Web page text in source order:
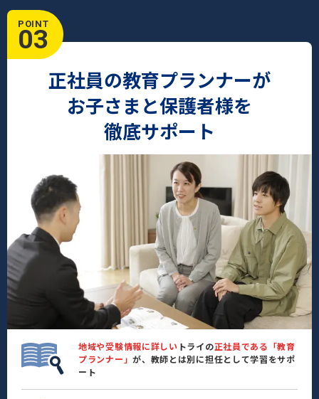
POINT
03
正社員の教育プランナーが
お子さまと保護者様を
徹底サポート
地域や受験情報に詳しい トライの正社員である「教育
プランナー」が、教師とは別に担任として学習をサポ
ート